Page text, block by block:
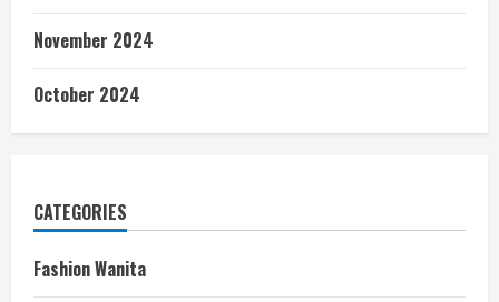
November 2024
October 2024
CATEGORIES
Fashion Wanita